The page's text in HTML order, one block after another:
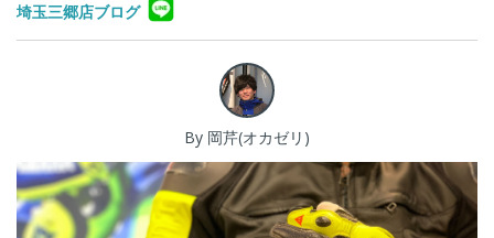
埼玉三郷店ブログ
By 岡芹(オカゼリ)